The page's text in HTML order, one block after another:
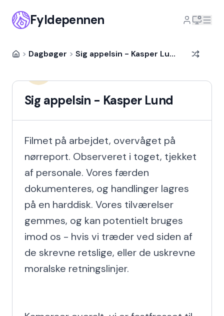
Fyldepennen
> Dagbøger > Sig appelsin - Kasper Lund
Sig appelsin - Kasper Lund
Filmet på arbejdet, overvåget på
nørreport. Observeret i toget, tjekket
af personale. Vores færden
dokumenteres, og handlinger lagres
på en harddisk. Vores tilværelser
gemmes, og kan potentielt bruges
imod os - hvis vi træder ved siden af
de skrevne retslige, eller de uskrevne
moralske retningslinjer.